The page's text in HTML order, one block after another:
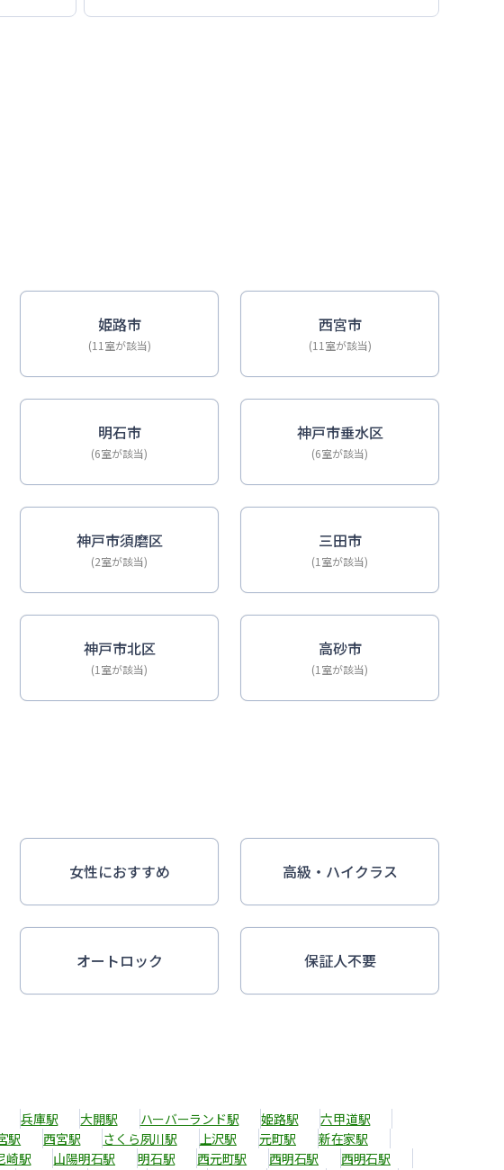
トアイランドも近い
姫路市
(11室が該当)
西宮市
(11室が該当)
明石市
(6室が該当)
神戸市垂水区
(6室が該当)
神戸市須磨区
(2室が該当)
三田市
(1室が該当)
神戸市北区
(1室が該当)
高砂市
(1室が該当)
女性におすすめ 高級・ハイクラス
オートロック 保証人不要
兵庫駅 大開駅 ハーバーランド駅 姫路駅
六甲道駅
駅 西宮駅 さくら夙川駅 上沢駅 元町駅
新在家駅
崎駅 山陽明石駅 明石駅 西元町駅 西明石駅
西明石駅